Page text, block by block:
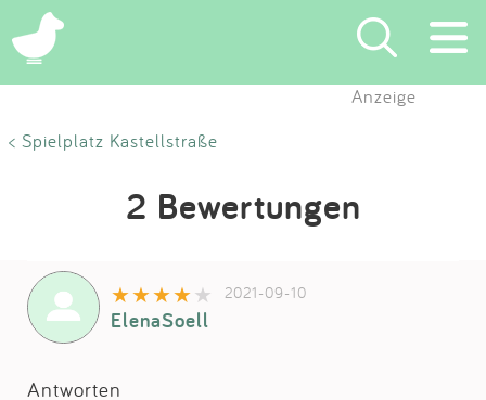
Suchen
Eintragen
Anzeige
< Spielplatz Kastellstraße
2 Bewertungen
2021-09-10
ElenaSoell
Antworten